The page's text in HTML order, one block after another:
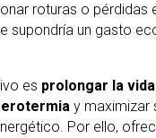
roturas o pérdidas
supondría un gasto
es prolongar la
y maximizar
Por ello,